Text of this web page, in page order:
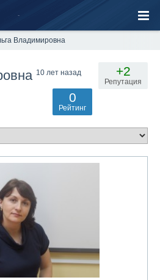
Владимировна
10 лет назад +2
Репутация
0
Рейтинг